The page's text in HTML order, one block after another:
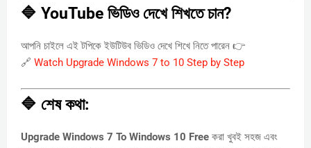
🔷 YouTube ভিডিও দেখে শিখতে চান?
আপনি চাইলে এই টপিকে ইউটিউব ভিডিও দেখে শিখে নিতে পারেন 👉
🔗 Watch Upgrade Windows 7 to 10 Step by Step
🔷 শেষ কথা:
Upgrade Windows 7 To Windows 10 Free করা খুবই সহজ এবং